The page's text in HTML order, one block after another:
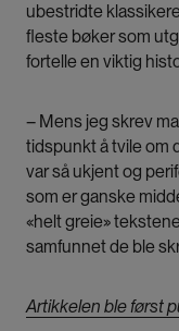
ubestridte
fleste bøker som
fortelle en viktig
– Mens jeg skrev
tidspunkt å tvile om
var så ukjent og
som er ganske
«helt greie»
samfunnet de ble
Artikkelen ble først